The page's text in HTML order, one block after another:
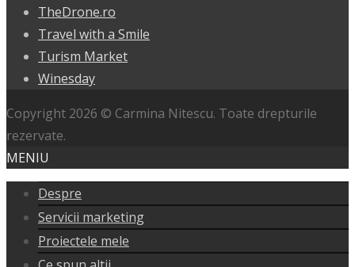
TheDrone.ro
Travel with a Smile
Turism Market
Winesday
Copyright 2026 © Carmina Nitescu. Toate drepturile
rezervate.
MENIU
Despre
Servicii marketing
Proiectele mele